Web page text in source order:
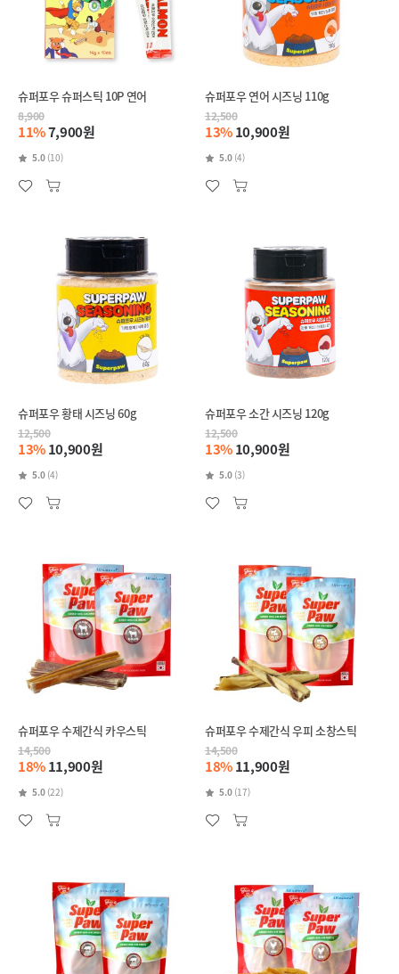
슈퍼포우 슈퍼스틱 10P 연어
8,900
11%7,900원
5.0 (10)
슈퍼포우 연어 시즈닝 110g
12,500
13%10,900원
5.0 (4)
슈퍼포우 황태 시즈닝 60g
12,500
13%10,900원
5.0 (4)
슈퍼포우 소간 시즈닝 120g
12,500
13%10,900원
5.0 (3)
슈퍼포우 수제간식 카우스틱
14,500
18%11,900원
5.0 (22)
슈퍼포우 수제간식 우피 소창스틱
14,500
18%11,900원
5.0 (17)